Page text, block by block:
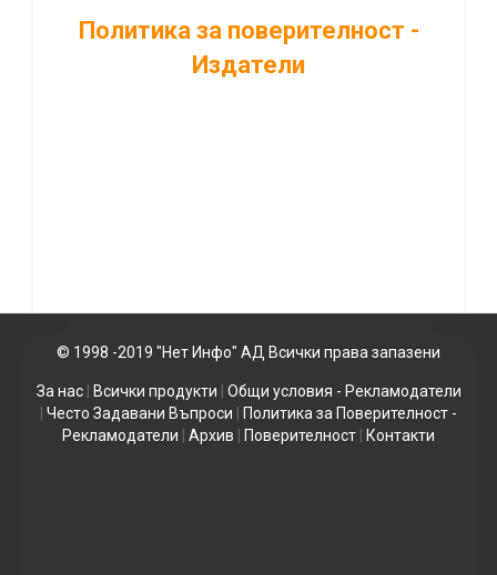
Политика за поверителност -
Издатели
© 1998 -2019 "Нет Инфо" АД Всички права запазени
За нас| Всички продукти
Общи условия - Рекламодатели
Често Задавани Въпроси
Политика за Поверителност -
Рекламодатели
Архив Поверителност Контакти